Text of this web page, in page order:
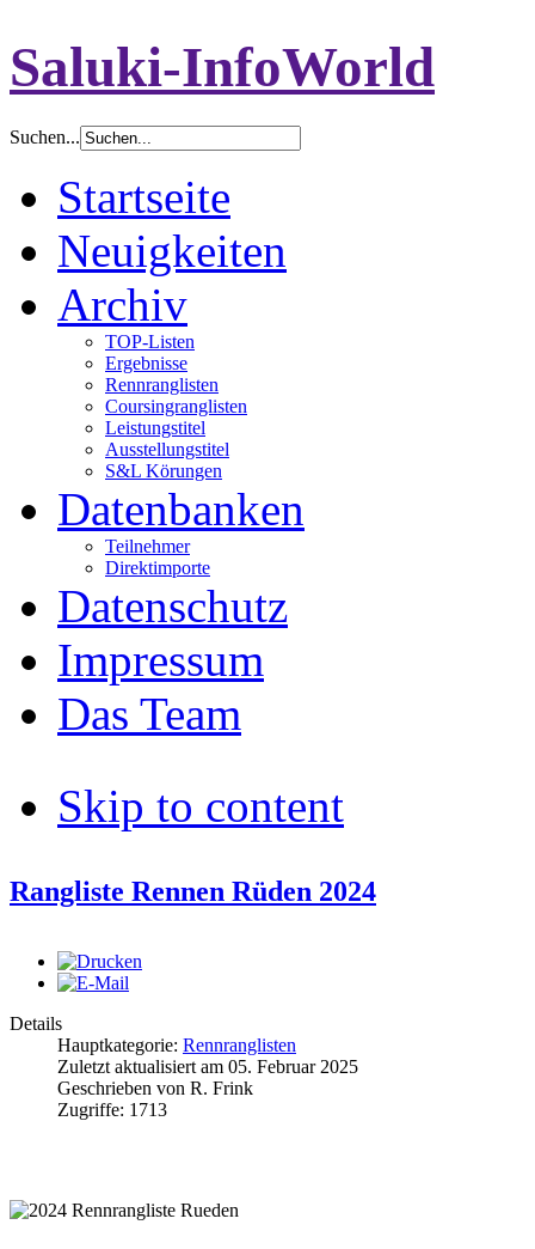
Saluki-InfoWorld
Suchen...
Startseite
Neuigkeiten
Archiv
TOP-Listen
Ergebnisse
Rennranglisten
Coursingranglisten
Leistungstitel
Ausstellungstitel
S&L Körungen
Datenbanken
Teilnehmer
Direktimporte
Datenschutz
Impressum
Das Team
Skip to content
Rangliste Rennen Rüden 2024
Details
Hauptkategorie: Rennranglisten
Zuletzt aktualisiert am 05. Februar 2025
Geschrieben von R. Frink
Zugriffe: 1713